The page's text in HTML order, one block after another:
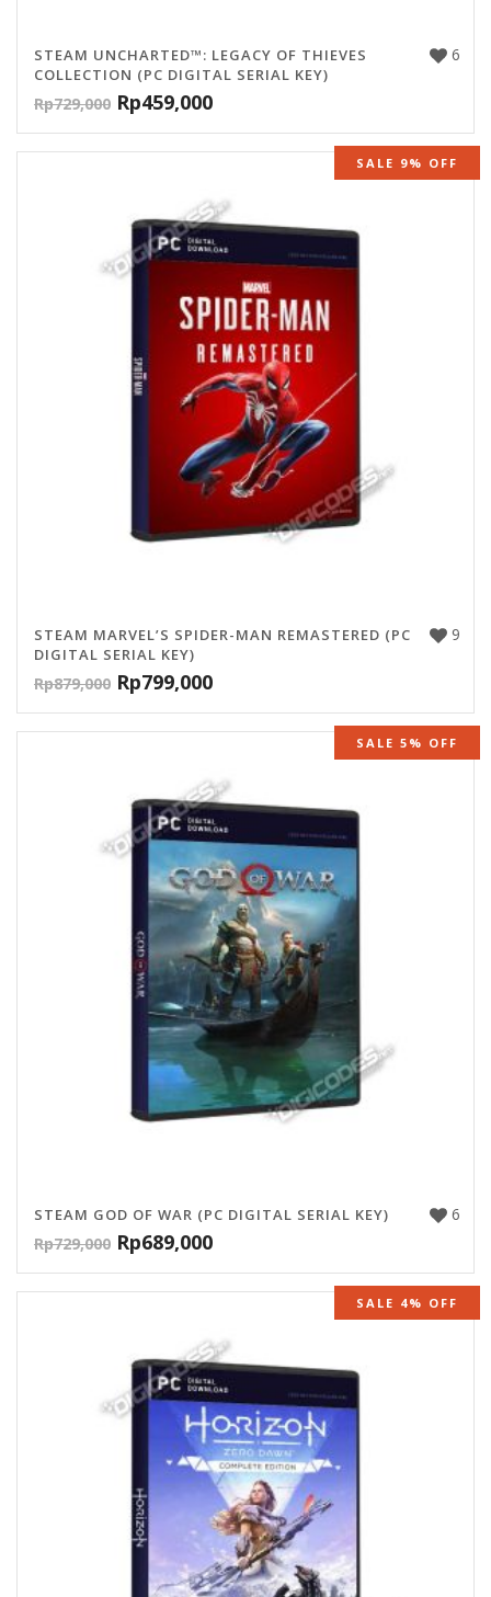
6
STEAM UNCHARTED™: LEGACY OF THIEVES
COLLECTION (PC DIGITAL SERIAL KEY)
Rp729,000 Rp459,000
SALE 9% OFF
9
STEAM MARVEL’S SPIDER-MAN REMASTERED (PC
DIGITAL SERIAL KEY)
Rp879,000 Rp799,000
SALE 5% OFF
6
STEAM GOD OF WAR (PC DIGITAL SERIAL KEY)
Rp729,000 Rp689,000
SALE 4% OFF